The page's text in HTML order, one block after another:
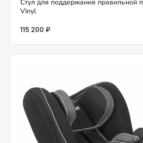
Стул для поддержания правильной
Vinyl
115 200 ₽